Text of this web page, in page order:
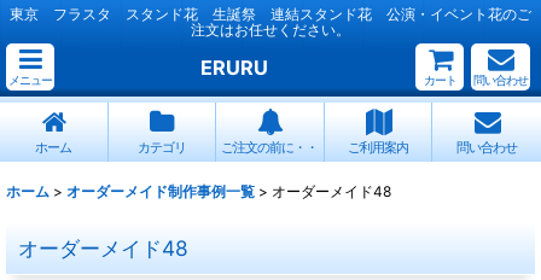
東京 フラスタ スタンド花 生誕祭 連結スタンド花 公演・イベント花のご
注文はお任せください。
メニュー
ERURU
カート 問い合わせ
ホーム カテゴリ ご注文の前に・・ ご利用案内 問い合わせ
ホーム > オーダーメイド制作事例一覧 > オーダーメイド48
オーダーメイド48